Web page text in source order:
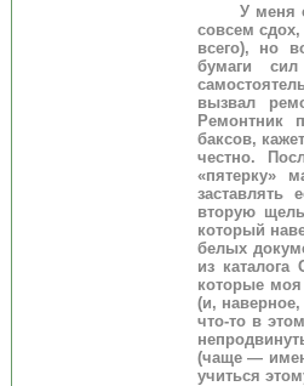
У меня
совсем
всего), но
бумаги
вызвал
Ремонтник
баксов,
честно.
«пятерку»
заставлять
вторую
который
белых
из
которые
(и,
что-то в
(чаще —
учиться